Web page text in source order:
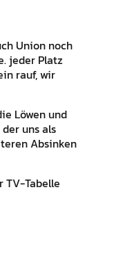
Union noch
jeder Platz
rauf, wir
Löwen und
uns als
Absinken
TV-Tabelle